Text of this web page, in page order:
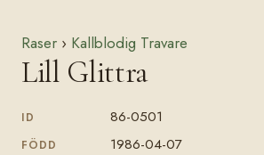
Raser › Kallblodig Travare
Lill Glittra
ID 86-0501
FÖDD 1986-04-07